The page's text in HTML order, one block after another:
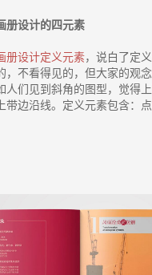
册设计的四元素
册设计定义元素，说白了定
，不看得见的，但大家的观
人们见到斜角的图型，觉得
带边沿线。定义元素包含：点